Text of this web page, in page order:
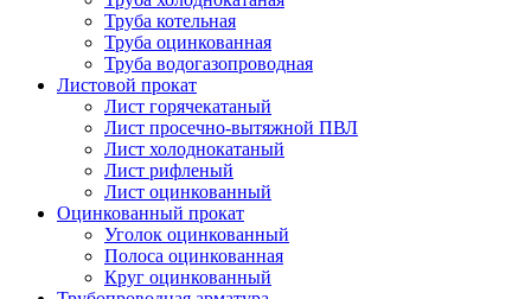
Труба котельная
Труба оцинкованная
Труба водогазопроводная
Листовой прокат
Лист горячекатаный
Лист просечно-вытяжной ПВЛ
Лист холоднокатаный
Лист рифленый
Лист оцинкованный
Оцинкованный прокат
Уголок оцинкованный
Полоса оцинкованная
Круг оцинкованный